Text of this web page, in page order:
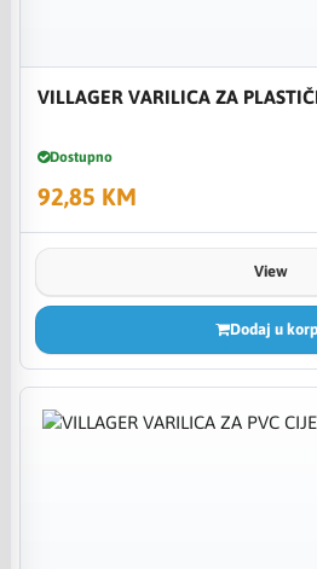
VILLAGER VARILICA ZA
Dostupno
92,85 KM
View
Dodaj u